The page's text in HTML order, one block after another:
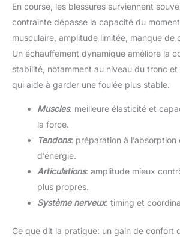
En course, les blessures surviennent
contrainte dépasse la capacité du
musculaire, amplitude limitée, manque de
Un échauffement dynamique améliore la
stabilité, notamment au niveau du tronc
qui aide à garder une foulée plus stable.
Muscles: meilleure élasticité et
la force.
Tendons: préparation à
d’énergie.
Articulations: amplitude mieux
plus propres.
Système nerveux: timing et
Ce que dit la pratique: un gain de confort